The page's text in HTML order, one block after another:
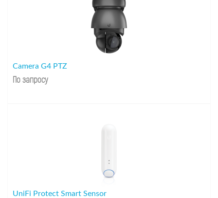
Camera G4 PTZ
По запросу
UniFi Protect Smart Sensor